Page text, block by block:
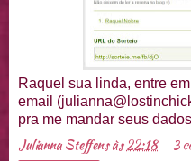
Raquel sua linda, entre
email
pra me mandar seus
Julianna Steffensàs22:18 3